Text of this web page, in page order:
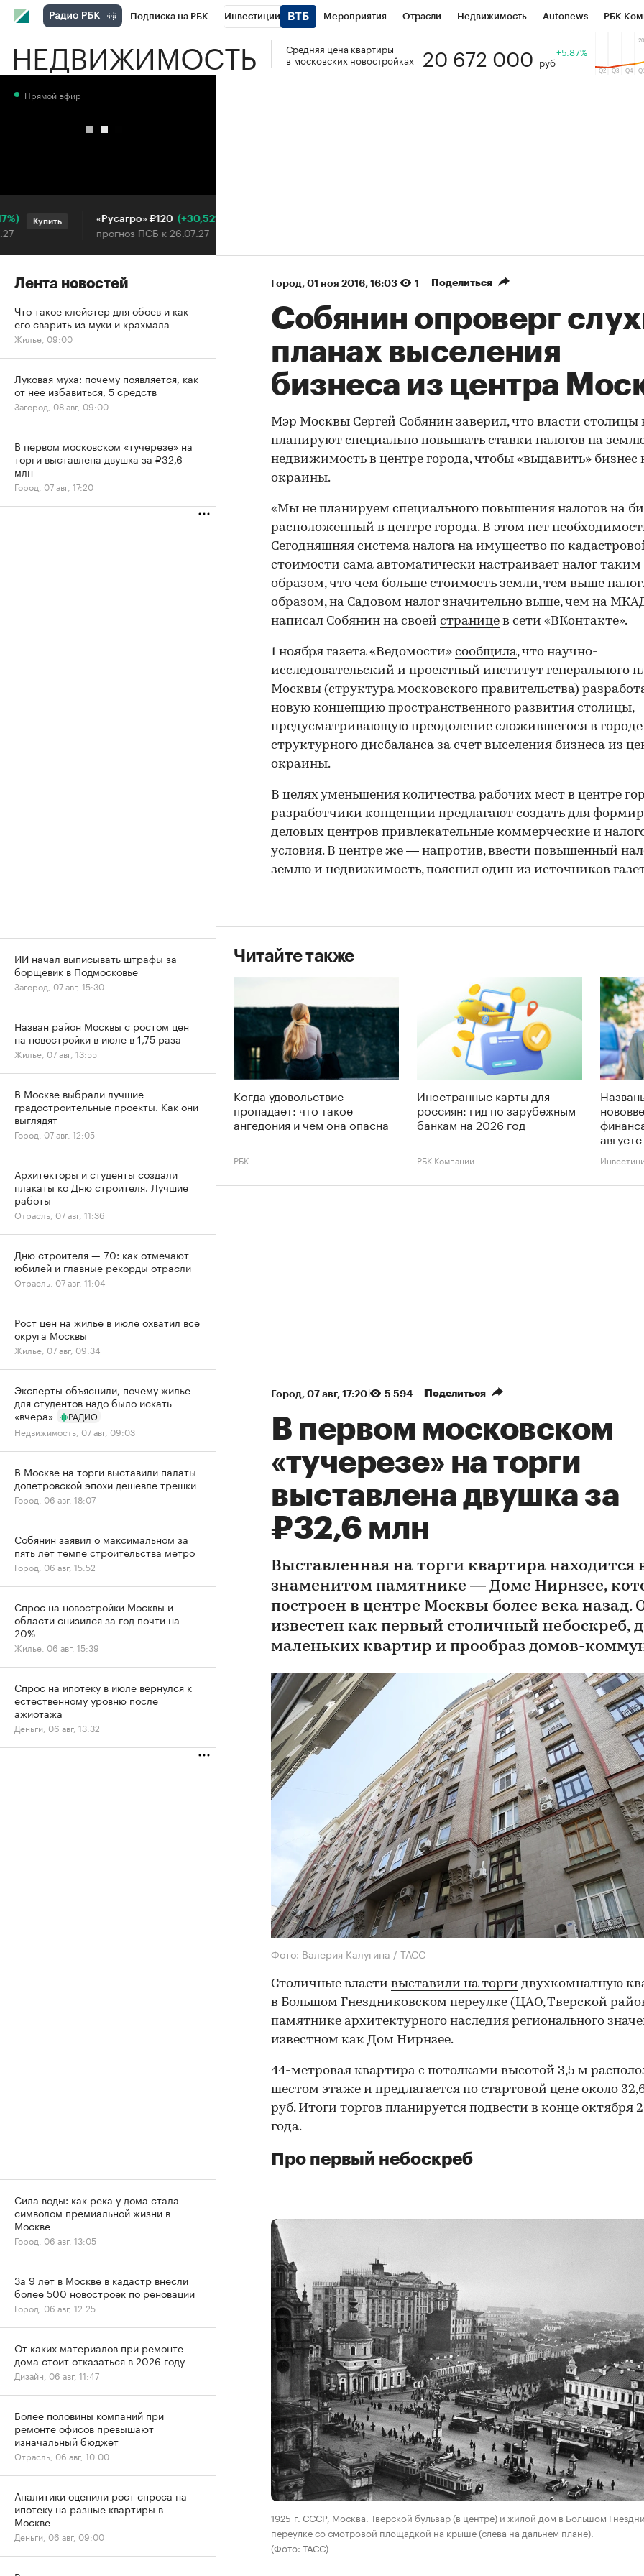
Подписка на РБК Инвестиции Мероприятия Отрасли Недвижимость Autonews РБК
РБК Вино Спорт Школа управления РБК РБК Образование Тренды
НЕДВИЖИМОСТЬ
Средняя цена квартиры
в московских новостройках
20 672 000 руб
+5.87%
Город⁠, 01 ноя 2016, 16:03 1 Поделиться
Собянин опроверг
планах выселения
бизнеса из центра
Мэр Москвы Сергей Собянин заверил, что власти столицы
планируют специально повышать ставки налогов на
недвижимость в центре города, чтобы «выдавить» бизнес
окраины.
«Мы не планируем специального повышения налогов на
расположенный в центре города. В этом нет
Сегодняшняя система налога на имущество по
стоимости сама автоматически настраивает налог таким
образом, что чем больше стоимость земли, тем выше
образом, на Садовом налог значительно выше, чем на
написал Собянин на своей странице в сети «ВКонтакте».
1 ноября газета «Ведомости» сообщила, что научно-
исследовательский и проектный институт генерального
Москвы (структура московского правительства)
новую концепцию пространственного развития столицы,
предусматривающую преодоление сложившегося в городе
структурного дисбаланса за счет выселения бизнеса из
окраины.
В целях уменьшения количества рабочих мест в центре
разработчики концепции предлагают создать для
деловых центров привлекательные коммерческие и
условия. В центре же — напротив, ввести повышенный
землю и недвижимость, пояснил один из источников
Читайте также
Когда удовольствие
пропадает: что такое
ангедония и чем она опасна
РБК
Иностранные карты для
россиян: гид по зарубежным
банкам на 2026 год
РБК Компании
августе
Город⁠, 07 авг, 17:20 5 594 Поделиться
В первом московском
«тучерезе» на торги
выставлена двушка за
₽32,6 млн
Выставленная на торги квартира находится
знаменитом памятнике — Доме Нирнзее,
построен в центре Москвы более века назад.
известен как первый столичный небоскреб,
маленьких квартир и прообраз домов-
Фото: Валерия Калугина / ТАСС
Столичные власти выставили на торги двухкомнатную
в Большом Гнездниковском переулке (ЦАО, Тверской
памятнике архитектурного наследия регионального
известном как Дом Нирнзее.
44-метровая квартира с потолками высотой 3,5 м
шестом этаже и предлагается по стартовой цене около
руб. Итоги торгов планируется подвести в конце октября
года.
Про первый небоскреб
00:00 / 00:00
1925 г. СССР, Москва. Тверской бульвар (в центре) и жилой дом в Большом
переулке со смотровой площадкой на крыше (слева на дальнем плане).
(Фото: ТАСС)
Прямой эфир
Купить «Русагро» ₽120 (+30,52%)
прогноз ПСБ к 26.07.27
Лента новостей
Что такое клейстер для обоев и как
его сварить из муки и крахмала
Жилье, 09:00
Луковая муха: почему появляется, как
от нее избавиться, 5 средств
Загород, 08 авг, 09:00
В первом московском «тучерезе» на
торги выставлена двушка за ₽32,6
млн
Город, 07 авг, 17:20
ИИ начал выписывать штрафы за
борщевик в Подмосковье
Загород, 07 авг, 15:30
Назван район Москвы с ростом цен
на новостройки в июле в 1,75 раза
Жилье, 07 авг, 13:55
В Москве выбрали лучшие
градостроительные проекты. Как они
выглядят
Город, 07 авг, 12:05
Архитекторы и студенты создали
плакаты ко Дню строителя. Лучшие
работы
Отрасль, 07 авг, 11:36
Дню строителя — 70: как отмечают
юбилей и главные рекорды отрасли
Отрасль, 07 авг, 11:04
Рост цен на жилье в июле охватил все
округа Москвы
Жилье, 07 авг, 09:34
Эксперты объяснили, почему жилье
для студентов надо было искать
«вчера»
РАДИО
Недвижимость, 07 авг, 09:03
В Москве на торги выставили палаты
допетровской эпохи дешевле трешки
Город, 06 авг, 18:07
Собянин заявил о максимальном за
пять лет темпе строительства метро
Город, 06 авг, 15:52
Спрос на новостройки Москвы и
области снизился за год почти на
20%
Жилье, 06 авг, 15:39
Спрос на ипотеку в июле вернулся к
естественному уровню после
ажиотажа
Деньги, 06 авг, 13:32
Сила воды: как река у дома стала
символом премиальной жизни в
Москве
Город, 06 авг, 13:05
За 9 лет в Москве в кадастр внесли
более 500 новостроек по реновации
Город, 06 авг, 12:25
От каких материалов при ремонте
дома стоит отказаться в 2026 году
Дизайн, 06 авг, 11:47
Более половины компаний при
ремонте офисов превышают
изначальный бюджет
Отрасль, 06 авг, 10:00
Аналитики оценили рост спроса на
ипотеку на разные квартиры в
Москве
Деньги, 06 авг, 09:00